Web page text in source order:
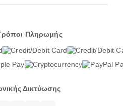
Πληρωμής
Δικτύωσης